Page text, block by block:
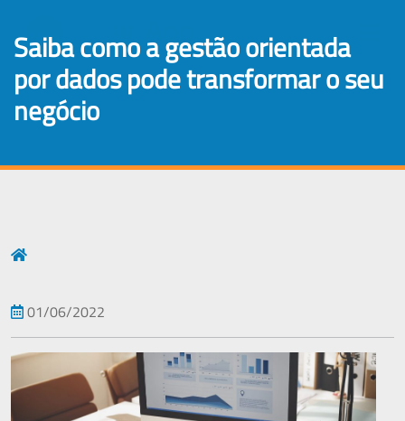
saiba como a gestão orientada
por dados pode transformar o seu
negócio
01/06/2022